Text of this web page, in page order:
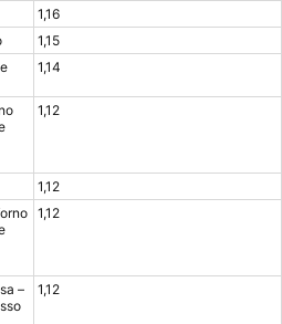
1,16
1,15
1,14
1,12
1,12
1,12
–
1,12